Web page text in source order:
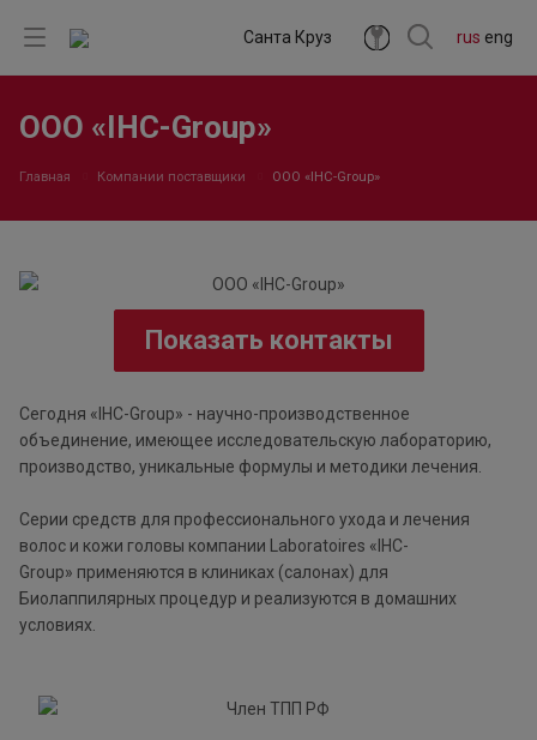
rus eng
Санта Круз
ООО «IHC-Group»
Главная Компании поставщики ООО «IHC-Group»
Показать контакты
Сегодня «IHC-Group» - научно-производственное
объединение, имеющее исследовательскую лабораторию,
производство, уникальные формулы и методики лечения.
Серии средств для профессионального ухода и лечения
волос и кожи головы компании Laboratoires «IHC-
Group» применяются в клиниках (салонах) для
Биолаппилярных процедур и реализуются в домашних
условиях.